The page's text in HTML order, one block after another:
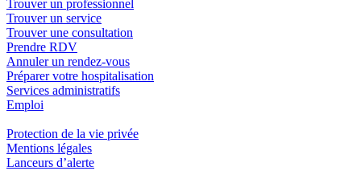
Trouver un professionnel
Trouver un service
Trouver une consultation
Prendre RDV
Annuler un rendez-vous
Préparer votre hospitalisation
Services administratifs
Emploi​
Protection de la vie privée
Mentions légales
Lanceurs d’alerte